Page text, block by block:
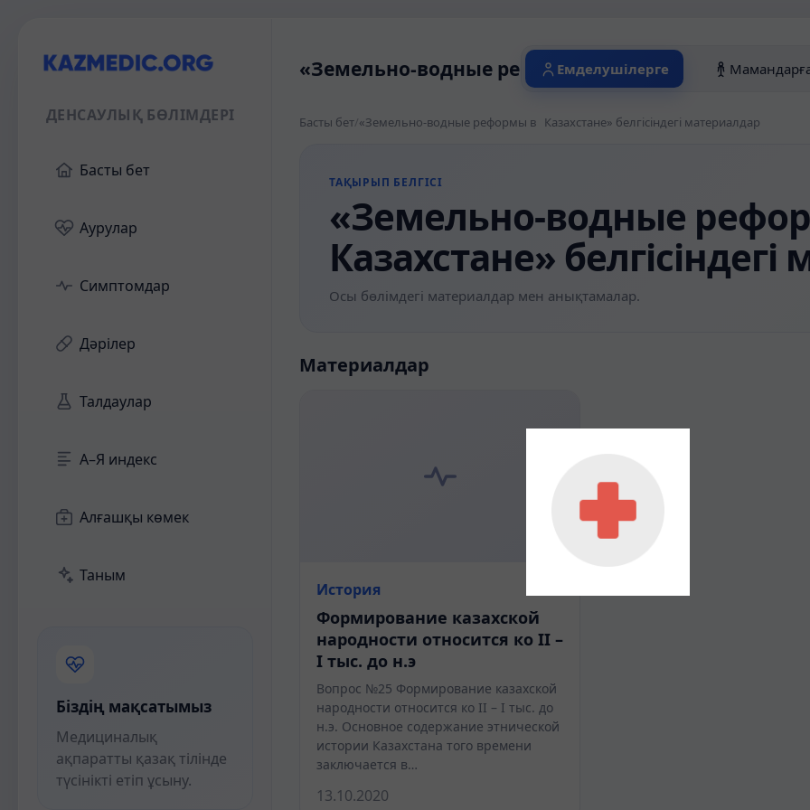
ДЕНСАУЛЫҚ БӨЛІМДЕРІ
Басты бет
Аурулар
Симптомдар
Дәрілер
Талдаулар
А–Я индекс
Алғашқы көмек
Таным
Біздің мақсатымыз
Медициналық
ақпаратты қазақ тілінде
түсінікті етіп ұсыну.
«Земельно-водные реформы в Казахстане»
Емделушілерге
Басты бет/«Земельно-водные реформы в Казахстане» белгісіндегі материалдар
ТАҚЫРЫП БЕЛГІСІ
«Земельно-водные
Казахстане»
Осы бөлімдегі материалдар мен анықтамалар.
Материалдар
История
Формирование казахской
народности относится ко II –
I тыс. до н.э
Вопрос №25 Формирование казахской
народности относится ко II – I тыс. до
н.э. Основное содержание этнической
истории Казахстана того времени
заключается в…
13.10.2020